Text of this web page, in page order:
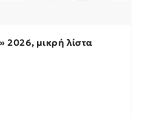
2026, μικρή λίστα